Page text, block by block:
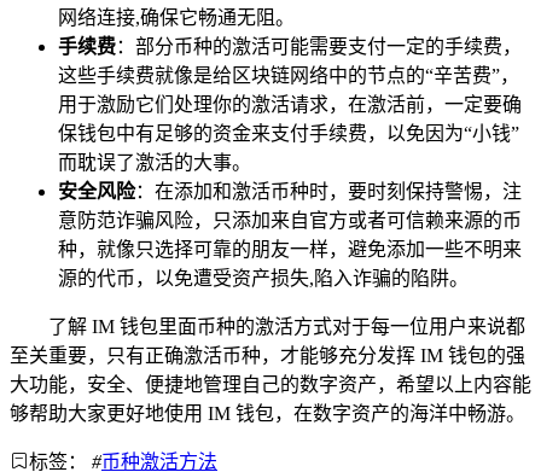
网络连接,确保它畅通无阻。
手续费：部分币种的激活可能需要支付一定的手续费，
这些手续费就像是给区块链网络中的节点的“辛苦费”，
用于激励它们处理你的激活请求，在激活前，一定要确
保钱包中有足够的资金来支付手续费，以免因为“小钱”
而耽误了激活的大事。
安全风险：在添加和激活币种时，要时刻保持警惕，注
意防范诈骗风险，只添加来自官方或者可信赖来源的币
种，就像只选择可靠的朋友一样，避免添加一些不明来
源的代币，以免遭受资产损失,陷入诈骗的陷阱。
了解 IM 钱包里面币种的激活方式对于每一位用户来说都
至关重要，只有正确激活币种，才能够充分发挥 IM 钱包的强
大功能，安全、便捷地管理自己的数字资产，希望以上内容能
够帮助大家更好地使用 IM 钱包，在数字资产的海洋中畅游。
标签： #币种激活方法